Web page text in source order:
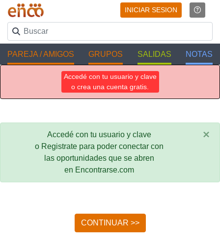
INICIAR SESION
PAREJA / AMIGOS GRUPOS SALIDAS NOTAS
Accedé con tu usuario y clave
o crea una cuenta gratis.
Accedé con tu usuario y clave
o Registrate para poder conectar con
las oportunidades que se abren
en Encontrarse.com
×
CONTINUAR >>